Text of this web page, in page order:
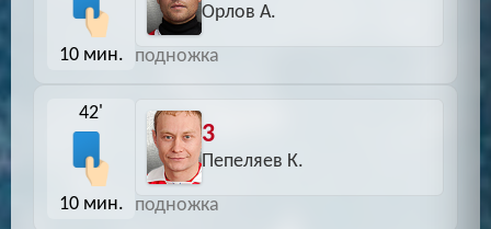
10 мин.
Орлов А.
подножка
42'
10 мин.
3
Пепеляев К.
подножка